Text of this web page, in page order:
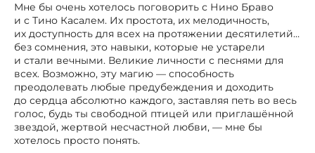
Мне бы очень хотелось поговорить с Нино Браво
и с Тино Касалем. Их простота, их мелодичность,
их доступность для всех на протяжении десятилетий…
без сомнения, это навыки, которые не устарели
и стали вечными. Великие личности с песнями для
всех. Возможно, эту магию — способность
преодолевать любые предубеждения и доходить
до сердца абсолютно каждого, заставляя петь во весь
голос, будь ты свободной птицей или приглашённой
звездой, жертвой несчастной любви, — мне бы
хотелось просто понять.